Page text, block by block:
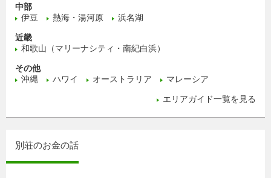
中部
伊豆
熱海・湯河原 浜名湖
近畿
和歌山（マリーナシティ・南紀白浜）
その他
沖縄
ハワイ オーストラリア マレーシア
エリアガイド一覧を見る
別荘のお金の話